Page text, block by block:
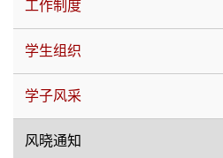
工作制度
学生组织
学子风采
风晓通知